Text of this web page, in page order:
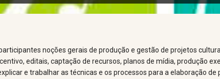
noções gerais de produção e gestão de projetos
editais, captação de recursos, planos de mídia, produção
e trabalhar as técnicas e os processos para a elaboração